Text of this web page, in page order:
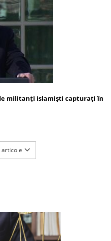
militanţi islamişti capturaţi în